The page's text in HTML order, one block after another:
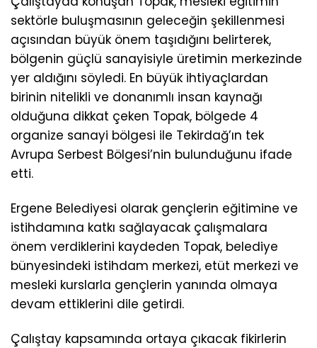
sektörle buluşmasının geleceğin şekillenmesi
açısından büyük önem taşıdığını belirterek,
bölgenin güçlü sanayisiyle üretimin merkezinde
yer aldığını söyledi. En büyük ihtiyaçlardan
birinin nitelikli ve donanımlı insan kaynağı
olduğuna dikkat çeken Topak, bölgede 4
organize sanayi bölgesi ile Tekirdağ’ın tek
Avrupa Serbest Bölgesi’nin bulunduğunu ifade
etti.
Ergene Belediyesi olarak gençlerin eğitimine ve
istihdamına katkı sağlayacak çalışmalara
önem verdiklerini kaydeden Topak, belediye
bünyesindeki istihdam merkezi, etüt merkezi ve
mesleki kurslarla gençlerin yanında olmaya
devam ettiklerini dile getirdi.
Çalıştay kapsamında ortaya çıkacak fikirlerin